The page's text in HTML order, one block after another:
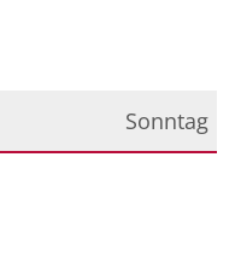
Sonntag